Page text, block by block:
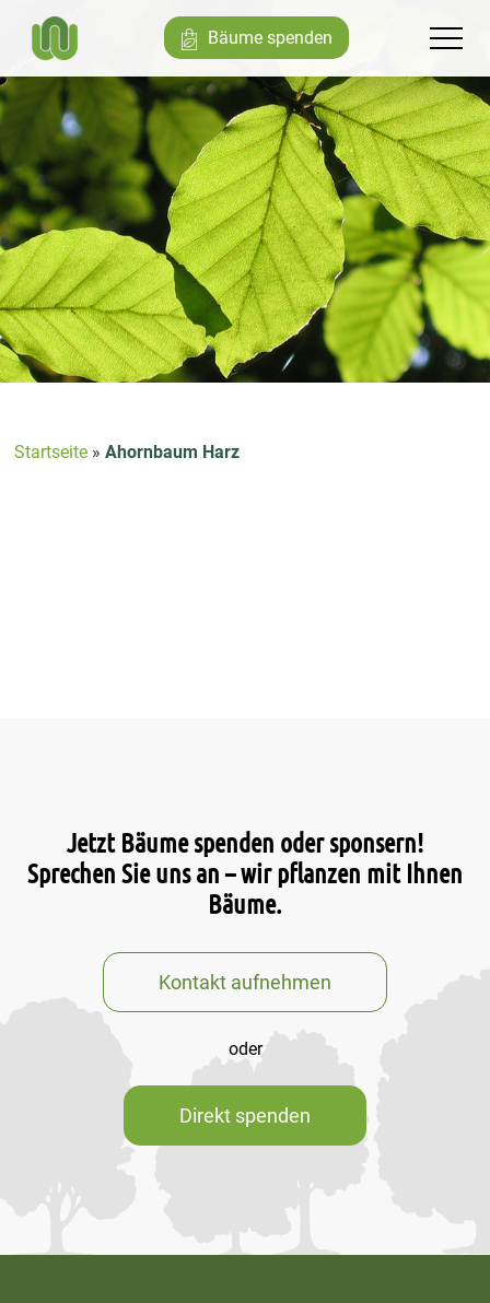
Bäume spenden
Startseite »Ahornbaum Harz
Jetzt Bäume spenden oder sponsern!
Sprechen Sie uns an – wir pflanzen mit Ihnen
Bäume.
Kontakt aufnehmen
oder
Direkt spenden